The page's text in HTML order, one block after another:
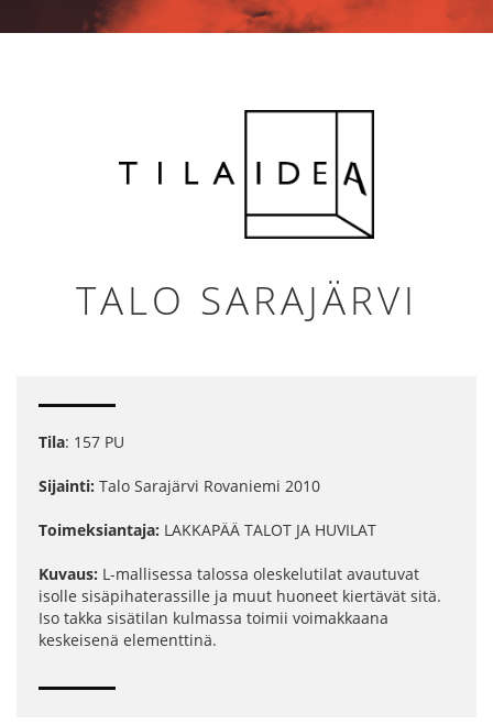
TALO SARAJÄRVI
Tila: 157 PU
Sijainti: Talo Sarajärvi Rovaniemi 2010
Toimeksiantaja: LAKKAPÄÄ TALOT JA HUVILAT
Kuvaus: L-mallisessa talossa oleskelutilat avautuvat
isolle sisäpihaterassille ja muut huoneet kiertävät sitä.
Iso takka sisätilan kulmassa toimii voimakkaana
keskeisenä elementtinä.